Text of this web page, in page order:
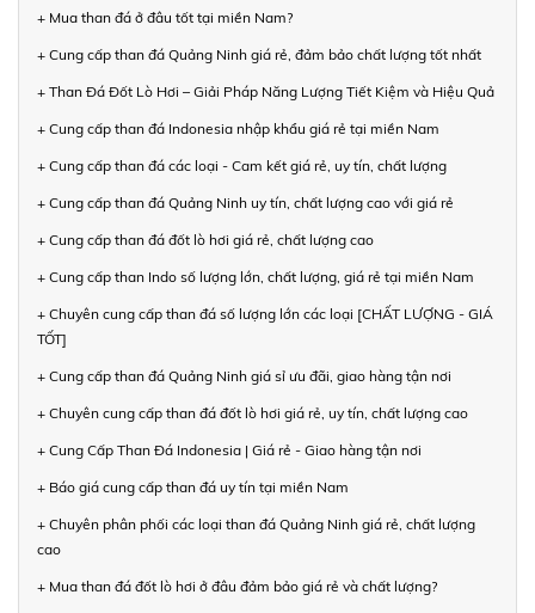
+ Mua than đá ở đâu tốt tại miền Nam?
+ Cung cấp than đá Quảng Ninh giá rẻ, đảm bảo chất lượng tốt nhất
+ Than Đá Đốt Lò Hơi – Giải Pháp Năng Lượng Tiết Kiệm và Hiệu Quả
+ Cung cấp than đá Indonesia nhập khẩu giá rẻ tại miền Nam
+ Cung cấp than đá các loại - Cam kết giá rẻ, uy tín, chất lượng
+ Cung cấp than đá Quảng Ninh uy tín, chất lượng cao với giá rẻ
+ Cung cấp than đá đốt lò hơi giá rẻ, chất lượng cao
+ Cung cấp than Indo số lượng lớn, chất lượng, giá rẻ tại miền Nam
+ Chuyên cung cấp than đá số lượng lớn các loại [CHẤT LƯỢNG - GIÁ
TỐT]
+ Cung cấp than đá Quảng Ninh giá sỉ ưu đãi, giao hàng tận nơi
+ Chuyên cung cấp than đá đốt lò hơi giá rẻ, uy tín, chất lượng cao
+ Cung Cấp Than Đá Indonesia | Giá rẻ - Giao hàng tận nơi
+ Báo giá cung cấp than đá uy tín tại miền Nam
+ Chuyên phân phối các loại than đá Quảng Ninh giá rẻ, chất lượng
cao
+ Mua than đá đốt lò hơi ở đâu đảm bảo giá rẻ và chất lượng?